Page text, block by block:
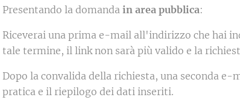
Presentando la domanda in area pubblica:
Riceverai una prima e-mail all'indirizzo che hai
tale termine, il link non sarà più valido e la
Dopo la convalida della richiesta, una seconda
pratica e il riepilogo dei dati inseriti.